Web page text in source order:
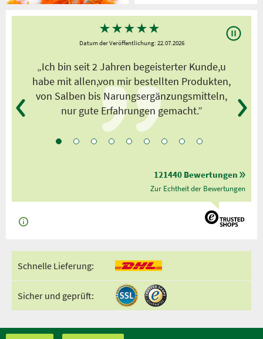
★★★★★
Datum der Veröffentlichung: 22.07.2026
„Ich bin seit 2 Jahren begeisterter Kunde,u
habe mit allen,von mir bestellten Produkten,
von Salben bis Narungsergänzungsmitteln,
nur gute Erfahrungen gemacht.”
121440 Bewertungen
Zur Echtheit der Bewertungen
Schnelle Lieferung:
Sicher und geprüft: